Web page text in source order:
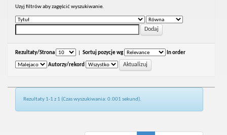
Uzyj filtrów aby zagęścić wyszukiwanie.
Rezultaty/Strona Sortuj pozycje wg In order
Autorzy/rekord
Rezultaty 1-1 z 1 (Czas wyszukiwania: 0.001 sekund).